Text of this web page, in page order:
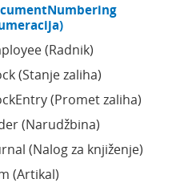
(Radnik)
(Stanje zaliha)
(Promet zaliha)
(Narudžbina)
(Nalog za knjiženje)
(Artikal)